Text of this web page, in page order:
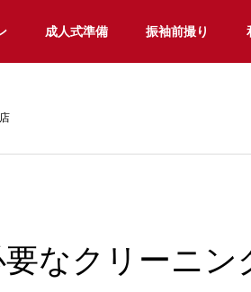
成人式準備 振袖前撮り
なクリーニ